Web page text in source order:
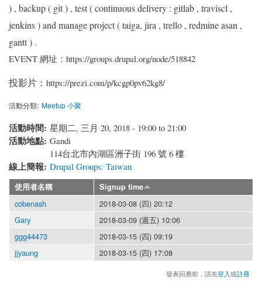
) , backup ( git ) , test ( continuous delivery : gitlab , traviscl ,
jenkins ) and manage project ( taiga, jira , trello , redmine asan ,
gantt ) .
EVENT 網址：https://groups.drupal.org/node/518842
投影片： https://prezi.com/p/kcgp0pv62kg8/
活動分類: Meetup 小聚
活動時間: 星期二, 三月 20, 2018 - 19:00 to 21:00
活動地點: Gandi
114台北市內湖區洲子街 196 號 6 樓
線上簡報: Drupal Groups: Taiwan
使用者名稱 Signup time
cobenash
2018-03-08 (四) 20:12
Gary
2018-03-09 (週五) 10:06
ggg44473
2018-03-15 (四) 09:19
jjyaung
2018-03-15 (四) 17:08
發表回應前，請先登入或註冊